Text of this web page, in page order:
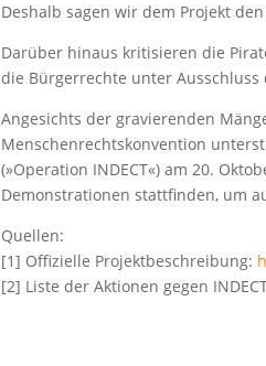
Deshalb sagen wir dem Projekt
Darüber hinaus kritisieren die
die Bürgerrechte unter
Angesichts der gravierenden
Menschenrechtskonvention
(»Operation INDECT«) am 20.
Demonstrationen stattfinden, um
Quellen:
[1] Offizielle Projektbeschreibung:
[2] Liste der Aktionen gegen